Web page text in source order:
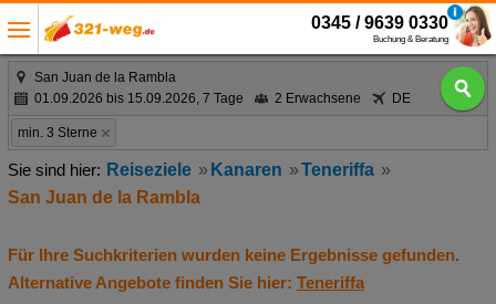
0345 / 9639 0330
Buchung & Beratung
San Juan de la Rambla
01.09.2026 bis 15.09.2026, 7 Tage
2 Erwachsene DE
min. 3 Sterne
Reiseziele Kanaren
Teneriffa
San Juan de la Rambla
Für Ihre Suchkriterien wurden keine Ergebnisse gefunden.
Alternative Angebote finden Sie hier: Teneriffa